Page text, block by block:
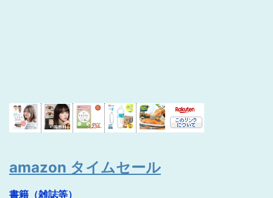
amazon タイムセール
書籍（雑誌等）